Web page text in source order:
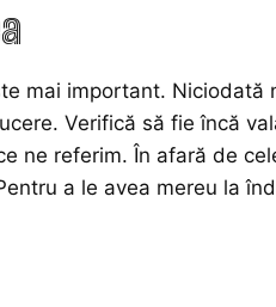
mai important.
Verifică să fie încă
ne referim. În afară de
a le avea mereu la